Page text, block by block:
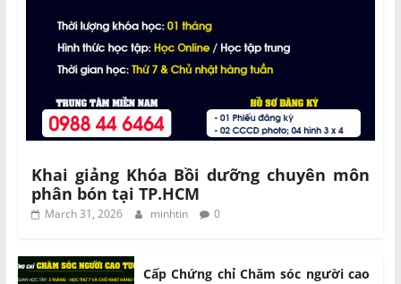
Khai giảng Khóa Bồi dưỡng chuyên môn
phân bón tại TP.HCM
March 31, 2026 minhtin 0
Cấp Chứng chỉ Chăm sóc người cao